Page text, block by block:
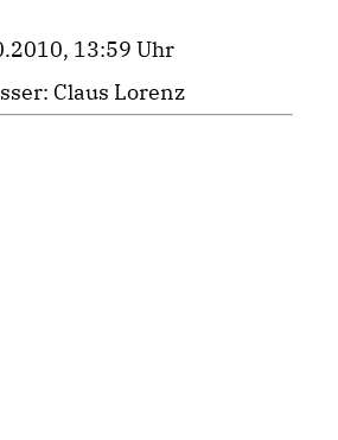
13:59 Uhr
Claus Lorenz